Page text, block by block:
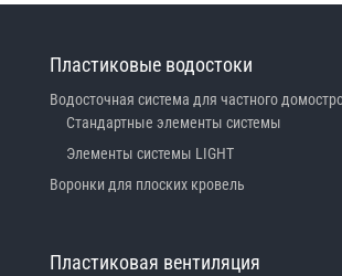
Пластиковые водостоки
Водосточная система для частного
Стандартные элементы системы
Элементы системы LIGHT
Воронки для плоских кровель
Пластиковая вентиляция